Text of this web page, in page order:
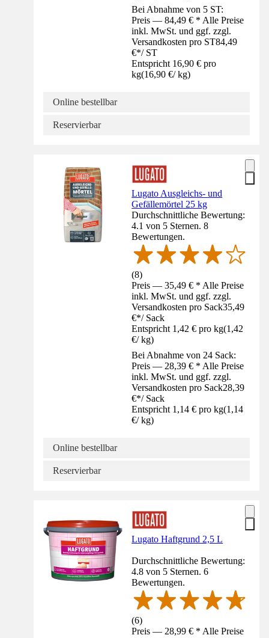
Bei Abnahme von 5 ST:
Preis — 84,49 € * Alle Preise
inkl. MwSt. und ggf. zzgl.
Versandkosten pro ST84,49
€*/ ST
Entspricht 16,90 € pro
kg(16,90 €/ kg)
Online bestellbar
Reservierbar
Lugato Ausgleichs- und
Gefällemörtel 25 kg
Durchschnittliche Bewertung:
4.1 von 5 Sternen. 8
Bewertungen.
(8)
Preis — 35,49 € * Alle Preise
inkl. MwSt. und ggf. zzgl.
Versandkosten pro Sack35,49
€*/ Sack
Entspricht 1,42 € pro kg(1,42
€/ kg)
Bei Abnahme von 24 Sack:
Preis — 28,39 € * Alle Preise
inkl. MwSt. und ggf. zzgl.
Versandkosten pro Sack28,39
€*/ Sack
Entspricht 1,14 € pro kg(1,14
€/ kg)
Online bestellbar
Reservierbar
Lugato Haftgrund 2,5 L
Durchschnittliche Bewertung:
4.8 von 5 Sternen. 6
Bewertungen.
(6)
Preis — 28,99 € * Alle Preise